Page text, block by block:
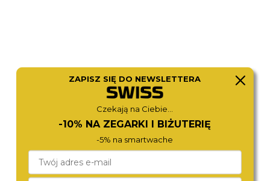
CITIZEN
JV3001-53E
2 670,-
ROAMER
3 980,-
ZAPISZ SIĘ DO NEWSLETTERA
Czekają na Ciebie...
-10% NA ZEGARKI I BIŻUTERIĘ
-5% na smartwache